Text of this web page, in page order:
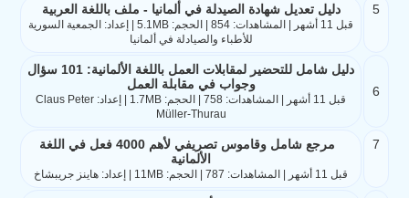
5 دليل تعديل شهادة الصيدلة في ألمانيا - ملف باللغة العربية
قبل 11 أشهر | المشاهدات: 854 | الحجم: 5.1MB | إعداد: الجمعية السورية
للأطباء والصيادلة في ألمانيا
6
دليل شامل للتحضير لمقابلات العمل باللغة الألمانية: 101 سؤال
وجواب في مقابلة العمل
قبل 11 أشهر | المشاهدات: 758 | الحجم: 1.7MB | إعداد: Claus Peter
Müller-Thurau
7
مرجع شامل وقاموس تصريفي لأهم 4000 فعل في اللغة
الألمانية
قبل 11 أشهر | المشاهدات: 787 | الحجم: 11MB | إعداد: هاينز جريبشاخ